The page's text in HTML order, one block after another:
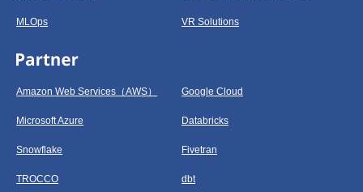
MLOps VR Solutions
Amazon Web Services（AWS） Google Cloud
Microsoft Azure Databricks
Snowflake Fivetran
TROCCO dbt